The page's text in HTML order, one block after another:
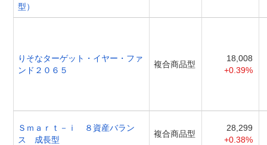
型）
りそなターゲット・イヤー・ファ
ンド２０６５
複合商品型
18,008
+0.39%
Ｓｍａｒｔ－ｉ ８資産バラン
ス 成長型
複合商品型
28,299
+0.38%